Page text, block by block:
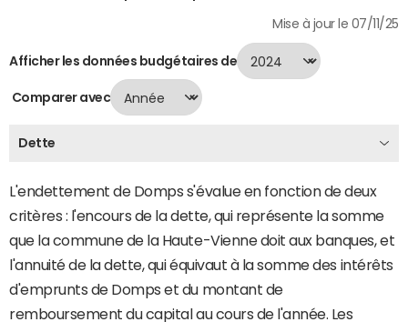
Mise à jour le 07/11/25
Afficher les données budgétaires de
Comparer avec
Dette
L'endettement de Domps s'évalue en fonction de deux
critères : l'encours de la dette, qui représente la somme
que la commune de la Haute-Vienne doit aux banques, et
l'annuité de la dette, qui équivaut à la somme des intérêts
d'emprunts de Domps et du montant de
remboursement du capital au cours de l'année. Les